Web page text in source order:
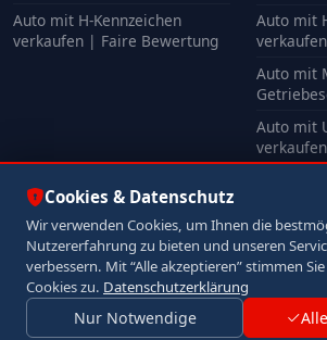
Auto mit H-Kennzeichen
verkaufen | Faire Bewertung
Auto mit
verkaufen
Auto mit
Auto mit
verkaufen
© 2026 Autoankauf ADAM. Alle Rechte
ImpressumDatenschutz
Cookies & Datenschutz
Wir verwenden Cookies, um Ihnen die
Nutzererfahrung zu bieten und unseren
verbessern. Mit “Alle akzeptieren” stimmen
Cookies zu. Datenschutzerklärung
Nur Notwendige